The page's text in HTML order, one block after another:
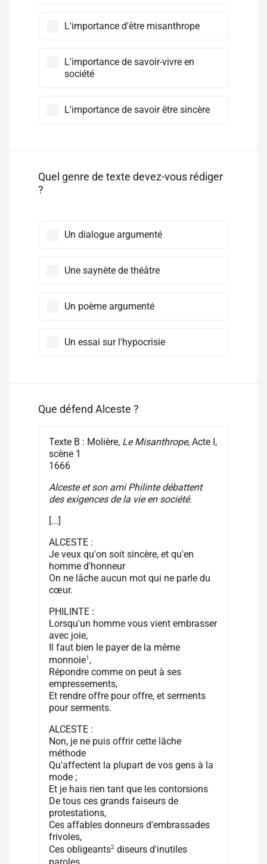
L'importance d'être misanthrope
L'importance de savoir-vivre en
société
L'importance de savoir être sincère
Quel genre de texte devez-vous rédiger
?
Un dialogue argumenté
Une saynète de théâtre
Un poème argumenté
Un essai sur l'hypocrisie
Que défend Alceste ?
Texte B : Molière, Le Misanthrope, Acte I,
scène 1
1666
Alceste et son ami Philinte débattent
des exigences de la vie en société.
[...]
ALCESTE :
Je veux qu'on soit sincère, et qu'en
homme d'honneur
On ne lâche aucun mot qui ne parle du
cœur.
PHILINTE :
Lorsqu'un homme vous vient embrasser
avec joie,
Il faut bien le payer de la même
monnoie1 ,
Répondre comme on peut à ses
empressements,
Et rendre offre pour offre, et serments
pour serments.
ALCESTE :
Non, je ne puis offrir cette lâche
méthode
Qu'affectent la plupart de vos gens à la
mode ;
Et je hais rien tant que les contorsions
De tous ces grands faiseurs de
protestations,
Ces affables donneurs d'embrassades
frivoles,
Ces obligeants2 diseurs d'inutiles